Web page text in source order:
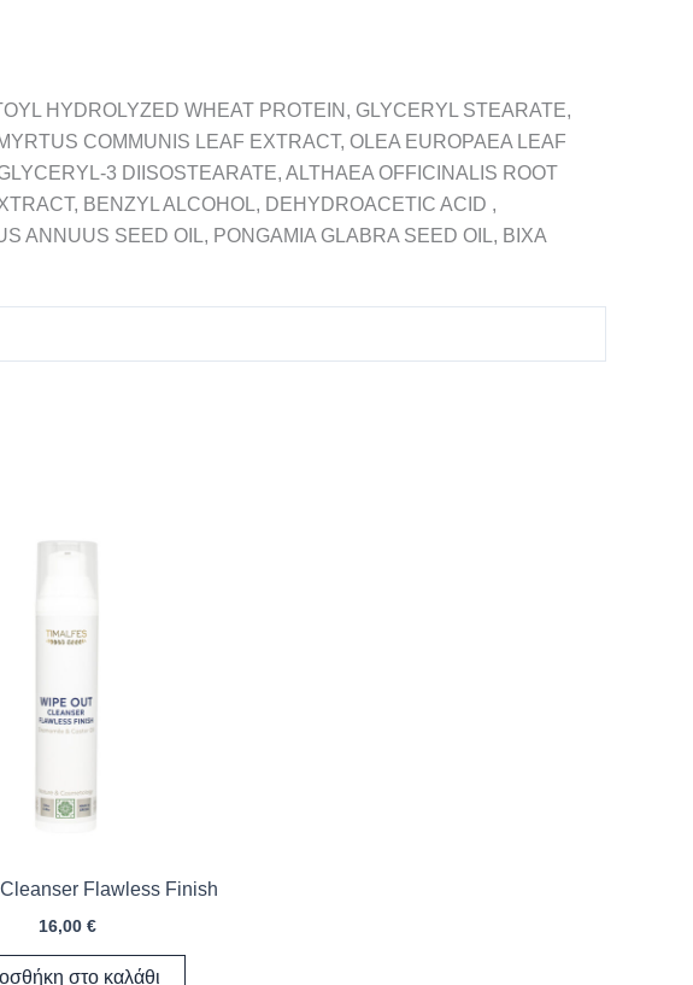
HYDROLYZED WHEAT PROTEIN, GLYCERYL STEARATE,
COMMUNIS LEAF EXTRACT, OLEA EUROPAEA LEAF
3 DIISOSTEARATE, ALTHAEA OFFICINALIS ROOT
BENZYL ALCOHOL, DEHYDROACETIC ACID ,
ANNUUS SEED OIL, PONGAMIA GLABRA SEED OIL, BIXA
Flawless Finish
16,00 €
στο καλάθι